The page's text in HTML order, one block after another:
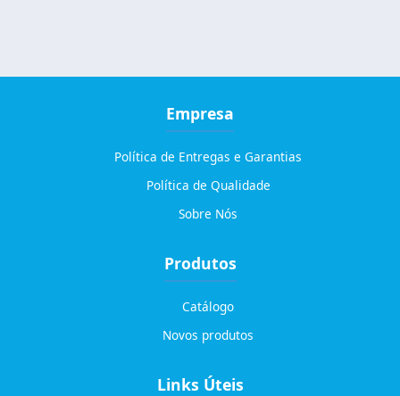
Empresa
Política de Entregas e Garantias
Política de Qualidade
Sobre Nós
Produtos
Catálogo
Novos produtos
Links Úteis